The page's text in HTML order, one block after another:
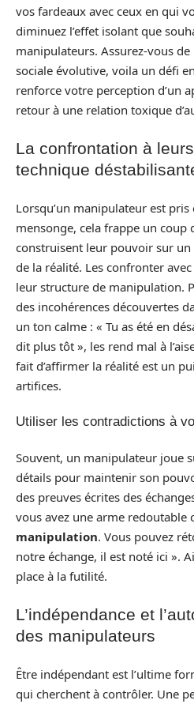
vos fardeaux avec ceux en qui
diminuez l’effet isolant que
manipulateurs. Assurez-vous
sociale évolutive, voila un défi
renforce votre perception d’un
retour à une relation toxique
La confrontation à
technique
Lorsqu’un manipulateur est
mensonge, cela frappe un coup
construisent leur pouvoir sur
de la réalité. Les confronter
leur structure de manipulation.
des incohérences découvertes
un ton calme : « Tu as été en
dit plus tôt », les rend mal à
fait d’affirmer la réalité est un
artifices.
Utiliser les contradictions à
Souvent, un manipulateur joue
détails pour maintenir son
des preuves écrites des
vous avez une arme redoutable
manipulation. Vous pouvez
notre échange, il est noté ici ».
place à la futilité.
L’indépendance et
des manipulateurs
Être indépendant est l’ultime
qui cherchent à contrôler. Une